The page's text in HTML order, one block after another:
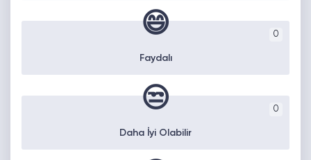
0
😄
Faydalı
0
😒
Daha İyi Olabilir